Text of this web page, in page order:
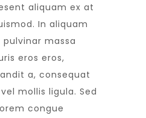
aliquam ex at
In aliquam
massa
eros eros,
a, consequat
mollis ligula. Sed
congue